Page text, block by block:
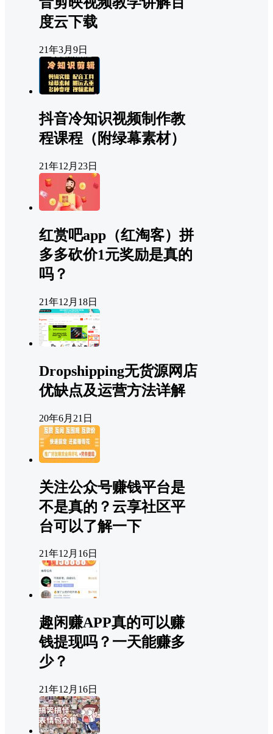
度云下载
21年3月9日
抖音冷知识视频制作教
程课程（附绿幕素材）
21年12月23日
红赏吧app（红淘客）拼
多多砍价1元奖励是真的
吗？
21年12月18日
Dropshipping无货源网店
优缺点及运营方法详解
20年6月21日
关注公众号赚钱平台是
不是真的？云享社区平
台可以了解一下
21年12月16日
趣闲赚APP真的可以赚
钱提现吗？一天能赚多
少？
21年12月16日